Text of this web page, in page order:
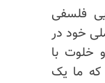
فلسفی
خود در
خلوت با
ما یک